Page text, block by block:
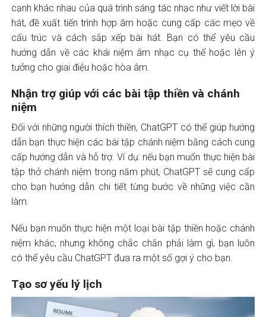
cạnh khác nhau của quá trình sáng tác nhạc như viết lời bài
hát, đề xuất tiến trình hợp âm hoặc cung cấp các mẹo về
cấu trúc và cách sắp xếp bài hát. Bạn có thể yêu cầu
hướng dẫn về các khái niệm âm nhạc cụ thể hoặc lên ý
tưởng cho giai điệu hoặc hòa âm.
Nhận trợ giúp với các bài tập thiền và chánh
niệm
Đối với những người thích thiền, ChatGPT có thể giúp hướng
dẫn bạn thực hiện các bài tập chánh niệm bằng cách cung
cấp hướng dẫn và hỗ trợ. Ví dụ: nếu bạn muốn thực hiện bài
tập thở chánh niệm trong năm phút, ChatGPT sẽ cung cấp
cho bạn hướng dẫn chi tiết từng bước về những việc cần
làm.
Nếu bạn muốn thực hiện một loại bài tập thiền hoặc chánh
niệm khác, nhưng không chắc chắn phải làm gì, bạn luôn
có thể yêu cầu ChatGPT đưa ra một số gợi ý cho bạn.
Tạo sơ yếu lý lịch